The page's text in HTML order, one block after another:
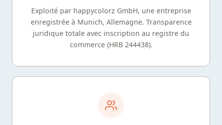
Exploité par happycolorz GmbH, une entreprise
enregistrée à Munich, Allemagne. Transparence
juridique totale avec inscription au registre du
commerce (HRB 244438).